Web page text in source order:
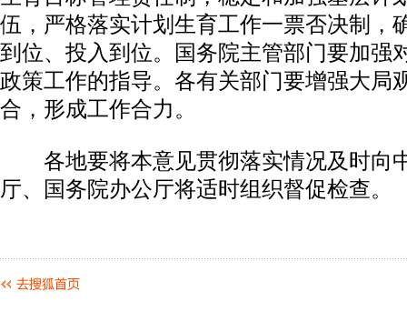
伍，严格落实计划生育工作一票否决制，
到位、投入到位。国务院主管部门要加强
政策工作的指导。各有关部门要增强大局
合，形成工作合力。
各地要将本意见贯彻落实情况及时向
厅、国务院办公厅将适时组织督促检查。